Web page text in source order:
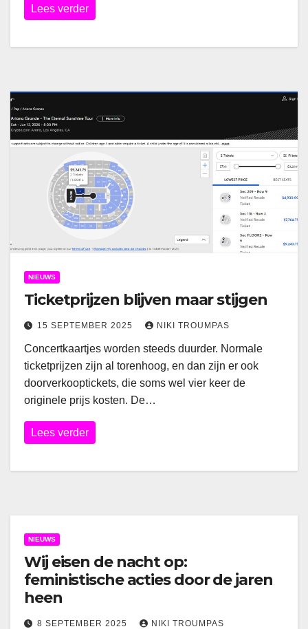
Lees verder
NIEUWS
Ticketprijzen blijven maar stijgen
15 SEPTEMBER 2025 NIKI TROUMPAS
Concertkaartjes worden steeds duurder. Normale
ticketprijzen zijn al torenhoog, en dan zijn er ook
doorverkooptickets, die soms wel vier keer de
originele prijs kosten. De…
Lees verder
NIEUWS
Wij eisen de nacht op:
feministische acties door de jaren
heen
8 SEPTEMBER 2025 NIKI TROUMPAS